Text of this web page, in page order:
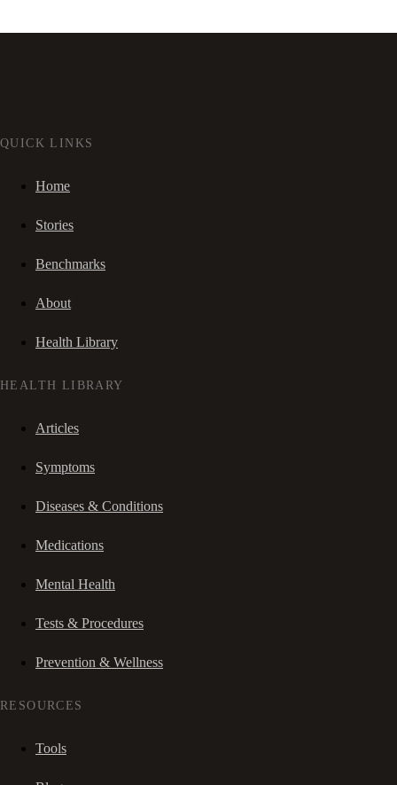
QUICK LINKS
Home
Stories
Benchmarks
About
Health Library
HEALTH LIBRARY
Articles
Symptoms
Diseases & Conditions
Medications
Mental Health
Tests & Procedures
Prevention & Wellness
RESOURCES
Tools